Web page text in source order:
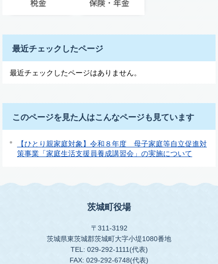
最近チェックしたページ
最近チェックしたページはありません。
このページを見た人はこんなページも見ています
【ひとり親家庭対象】令和８年度 母子家庭等自立促進対
策事業「家庭生活支援員養成講習会」の実施について
茨城町役場
〒311-3192
茨城県東茨城郡茨城町大字小堤1080番地
TEL: 029-292-1111(代表)
FAX: 029-292-6748(代表)